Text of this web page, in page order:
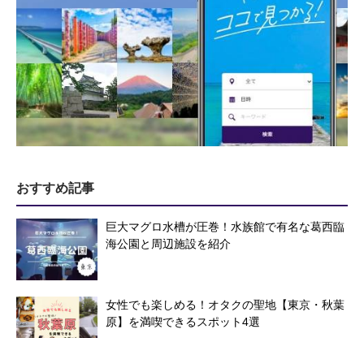
おすすめ記事
巨大マグロ水槽が圧巻！水族館で有名な葛西臨
海公園と周辺施設を紹介
女性でも楽しめる！オタクの聖地【東京・秋葉
原】を満喫できるスポット4選